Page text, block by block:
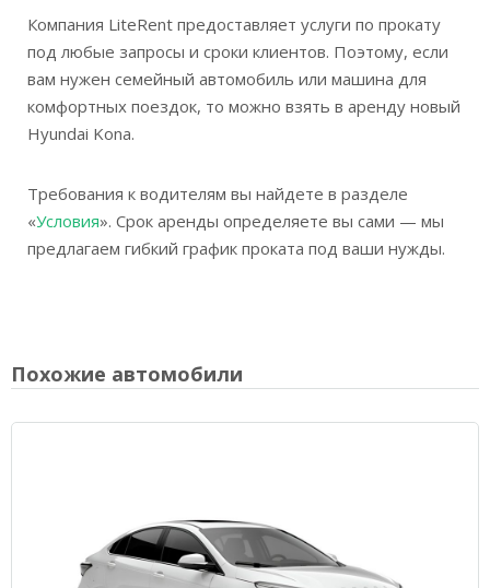
Компания LiteRent предоставляет услуги по прокату
под любые запросы и сроки клиентов. Поэтому, если
вам нужен семейный автомобиль или машина для
комфортных поездок, то можно взять в аренду новый
Hyundai Kona.
Требования к водителям вы найдете в разделе
«Условия». Срок аренды определяете вы сами — мы
предлагаем гибкий график проката под ваши нужды.
Похожие автомобили